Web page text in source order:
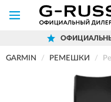
GARMIN РЕМЕШКИ